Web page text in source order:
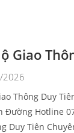
Giao
2026
Thông Duy
Đường Hotline
Duy Tiên